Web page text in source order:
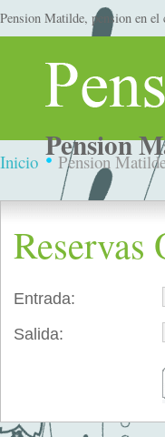
Pension
Pension Matilde, pension en el
Inicio Pension
Reservas
Entrada:
Salida: